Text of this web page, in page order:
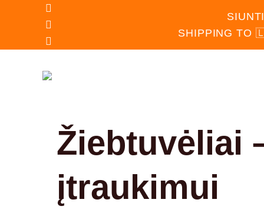
SHIPPING
Žiebtuvėliai
įtraukimui